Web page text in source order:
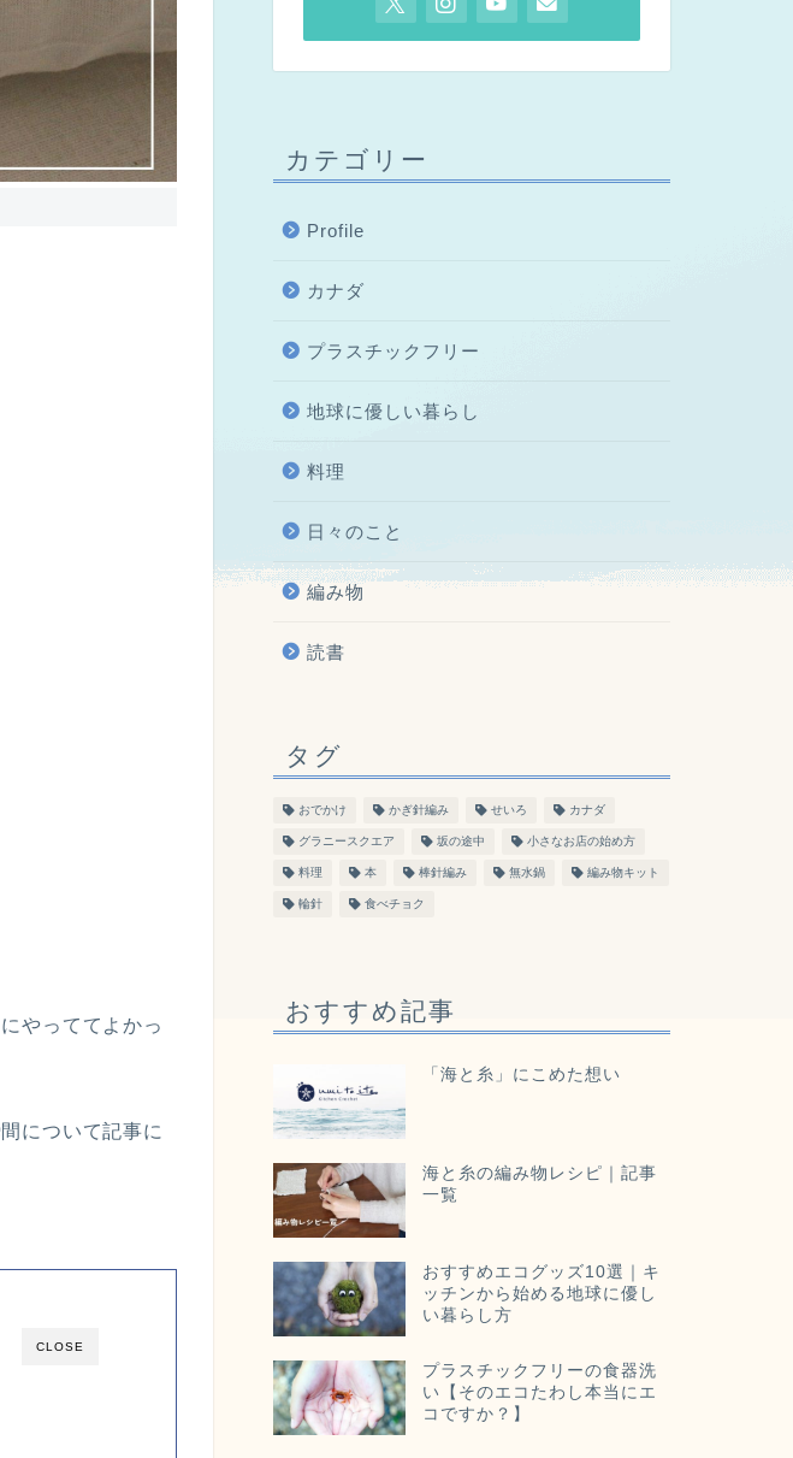
やっててよかっ
について記事に
CLOSE
カテゴリー
Profile
カナダ
プラスチックフリー
地球に優しい暮らし
料理
日々のこと
編み物
読書
タグ
おでかけ かぎ針編み せいろ カナダ
グラニースクエア 坂の途中 小さなお店の始め方
料理 本 棒針編み 無水鍋 編み物キット
輪針 食べチョク
おすすめ記事
「海と糸」にこめた想い
海と糸の編み物レシピ｜記事
一覧
おすすめエコグッズ10選｜キ
ッチンから始める地球に優し
い暮らし方
プラスチックフリーの食器洗
い【そのエコたわし本当にエ
コですか？】